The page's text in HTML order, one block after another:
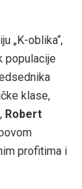
„K-oblika“,
populacije
klase,
Robert
profitima i